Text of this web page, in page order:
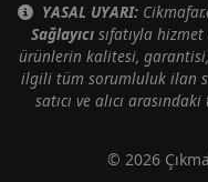
YASAL UYARI:
Sağlayıcısıfatıyla hizmet
ürünlerin kalitesi,
ilgili tüm sorumluluk ilan
satıcı ve alıcı
© 2026